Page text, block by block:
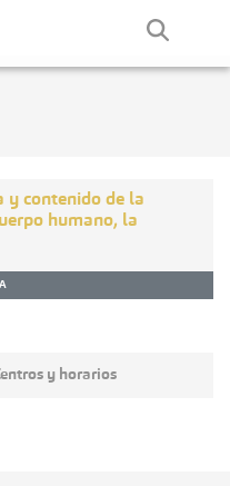
y contenido de la
humano, la
y horarios